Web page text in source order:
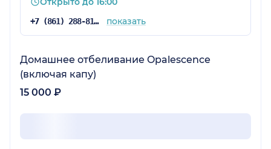
+7 (861) 288-81-92 показать
Домашнее отбеливание Opalescence
(включая капу)
15 000 ₽